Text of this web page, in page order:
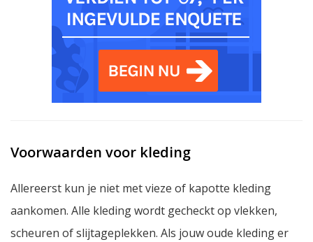
Voorwaarden voor kleding
Allereerst kun je niet met vieze of kapotte kleding
aankomen. Alle kleding wordt gecheckt op vlekken,
scheuren of slijtageplekken. Als jouw oude kleding er